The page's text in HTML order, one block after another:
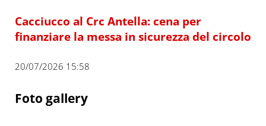
Cacciucco al Crc Antella: cena per
finanziare la messa in sicurezza del circolo
20/07/2026 15:58
Foto gallery